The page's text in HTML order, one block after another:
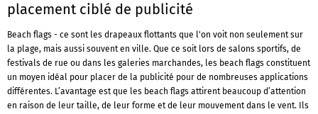
placement ciblé de publicité
Beach flags - ce sont les drapeaux flottants que l'on voit non seulement sur
la plage, mais aussi souvent en ville. Que ce soit lors de salons sportifs, de
festivals de rue ou dans les galeries marchandes, les beach flags constituent
un moyen idéal pour placer de la publicité pour de nombreuses applications
différentes. L’avantage est que les beach flags attirent beaucoup d’attention
en raison de leur taille, de leur forme et de leur mouvement dans le vent. Ils